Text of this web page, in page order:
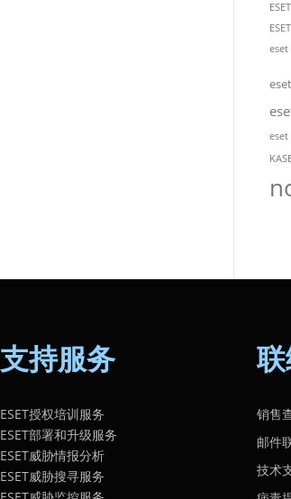
支持服务
ESET授权培训服务
ESET部署和升级服务
ESET威胁情报分析
ESET威胁搜寻服务
联
销售
邮件
技术